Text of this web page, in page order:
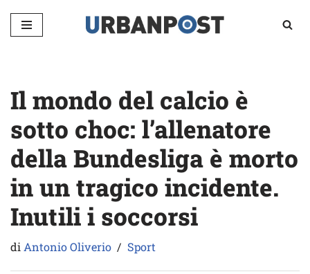
Vai
Il mondo del calcio è
sotto choc: l’allenatore
della Bundesliga è morto
in un tragico incidente.
Inutili i soccorsi
diAntonio Oliverio Sport